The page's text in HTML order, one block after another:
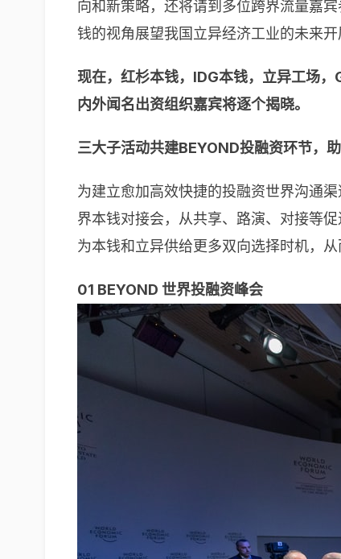
向和新策略，还将请到多位跨界流量嘉
钱的视角展望我国立异经济工业的未来
现在，红杉本钱，IDG本钱，立异工场
内外闻名出资组织嘉宾将逐个揭晓。
三大子活动共建BEYOND投融资环节，
为建立愈加高效快捷的投融资世界沟通
界本钱对接会，从共享、路演、对接等
为本钱和立异供给更多双向选择时机，
01 BEYOND 世界投融资峰会